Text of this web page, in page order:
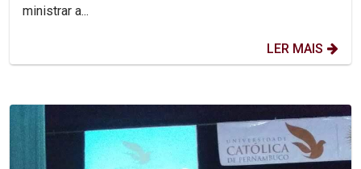
ministrar a...
LER MAIS